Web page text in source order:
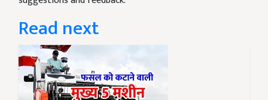
Read next